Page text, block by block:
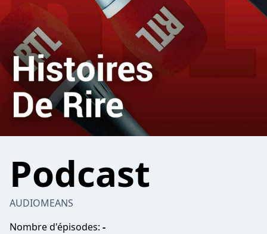
Podcast
AUDIOMEANS
Nombre d'épisodes: -